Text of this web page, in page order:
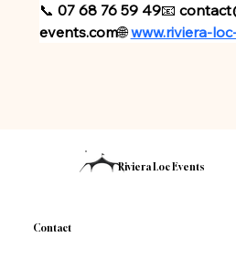
📞 07 68 76 59 49📧
events.com🌐 www.riviera-
Riviera Loc Events
Contact